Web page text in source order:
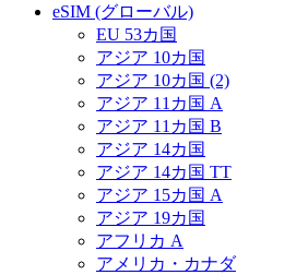
eSIM (グローバル)
EU 53カ国
アジア 10カ国
アジア 10カ国 (2)
アジア 11カ国 A
アジア 11カ国 B
アジア 14カ国
アジア 14カ国 TT
アジア 15カ国 A
アジア 19カ国
アフリカ A
アメリカ・カナダ